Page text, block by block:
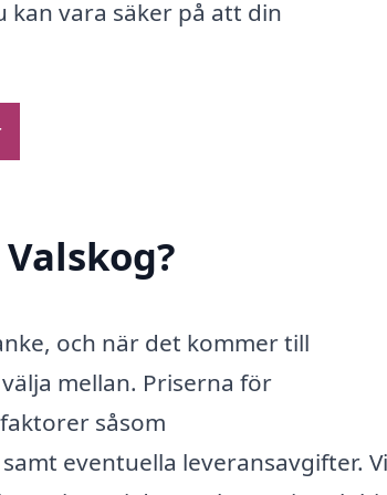
vara säker på att din
och när det kommer till
mellan. Priserna för
såsom
eventuella leveransavgifter.